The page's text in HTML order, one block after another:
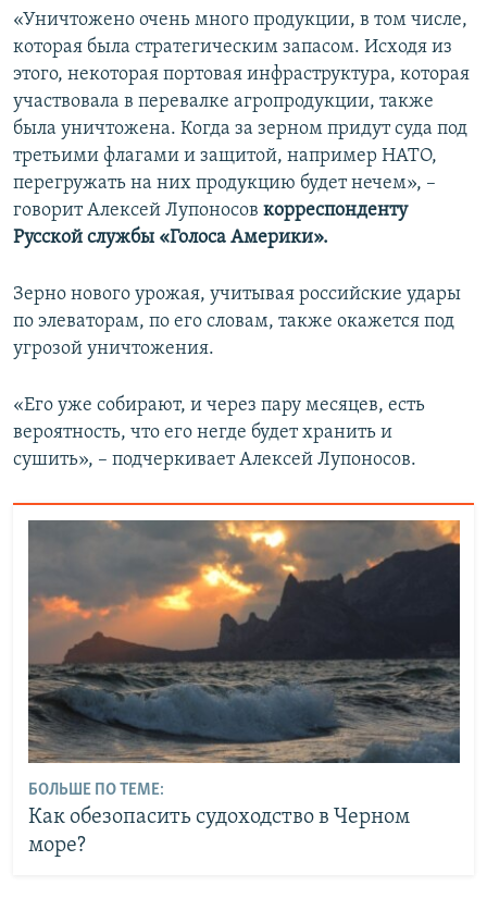
«Уничтожено очень много продукции, в том числе,
которая была стратегическим запасом. Исходя из
этого, некоторая портовая инфраструктура, которая
участвовала в перевалке агропродукции, также
была уничтожена. Когда за зерном придут суда под
третьими флагами и защитой, например НАТО,
перегружать на них продукцию будет нечем», –
говорит Алексей Лупоносов корреспонденту
Русской службы «Голоса Америки».
Зерно нового урожая, учитывая российские удары
по элеваторам, по его словам, также окажется под
угрозой уничтожения.
«Его уже собирают, и через пару месяцев, есть
вероятность, что его негде будет хранить и
сушить», – подчеркивает Алексей Лупоносов.
БОЛЬШЕ ПО ТЕМЕ:
Как обезопасить судоходство в Черном
море?